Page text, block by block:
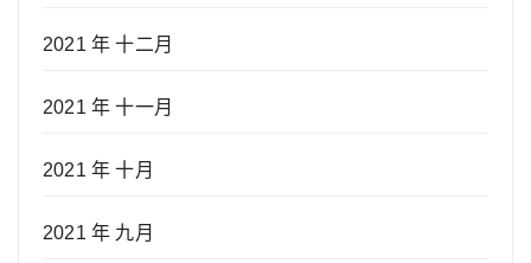
2021 年 十二月
2021 年 十一月
2021 年 十月
2021 年 九月